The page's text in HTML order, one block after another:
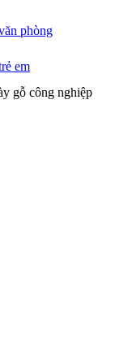
phòng
em
gỗ công nghiệp